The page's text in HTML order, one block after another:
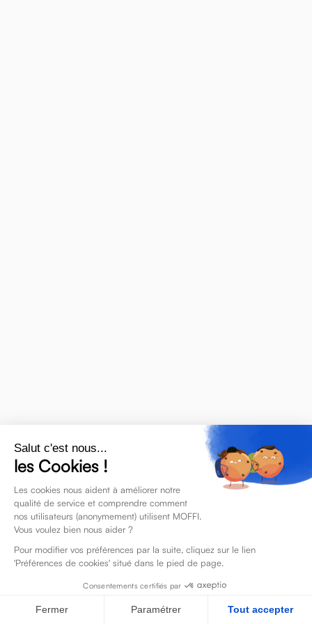
Salut c'est nous...
les Cookies !
Les cookies nous aident à améliorer notre
qualité de service et comprendre comment
nos utilisateurs (anonymement) utilisent MOFFI.
Vous voulez bien nous aider ?
Pour modifier vos préférences par la suite, cliquez sur le lien
'Préférences de cookies' situé dans le pied de page.
Consentements certifiés par
Fermer Paramétrer Tout accepter